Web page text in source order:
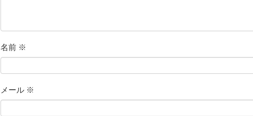
名前 ※
メール ※